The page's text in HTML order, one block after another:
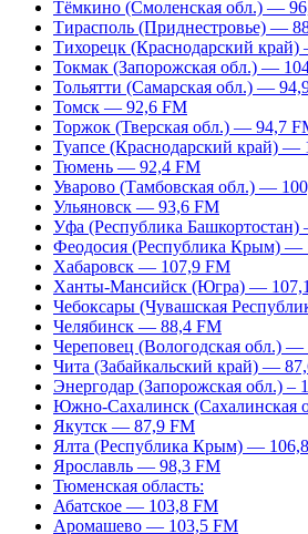
Тёмкино (Смоленская обл.) —
Тирасполь (Приднестровье) —
Тихорецк (Краснодарский
Токмак (Запорожская обл.) —
Тольятти (Самарская обл.) —
Томск — 92,6 FM
Торжок (Тверская обл.) — 94,7
Туапсе (Краснодарский край) —
Тюмень — 92,4 FM
Уварово (Тамбовская обл.) —
Ульяновск — 93,6 FM
Уфа (Республика
Феодосия (Республика Крым) —
Хабаровск — 107,9 FM
Ханты-Мансийск (Югра) —
Чебоксары (Чувашская
Челябинск — 88,4 FM
Череповец (Вологодская обл.) —
Чита (Забайкальский край) —
Энергодар (Запорожская обл.) –
Южно-Сахалинск (Сахалинская
Якутск — 87,9 FM
Ялта (Республика Крым) —
Ярославль — 98,3 FM
Тюменская область:
Абатское — 103,8 FM
Аромашево — 103,5 FM